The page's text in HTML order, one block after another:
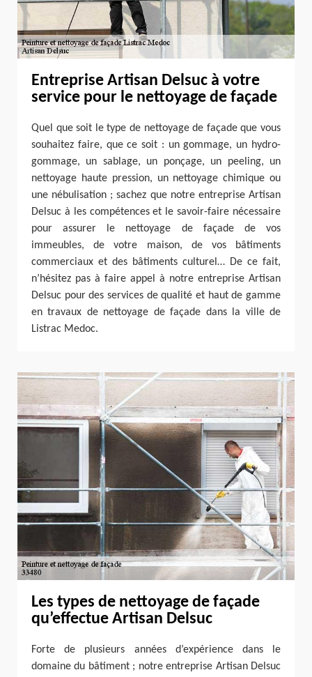
Entreprise Artisan Delsuc à votre
service pour le nettoyage de façade
Quel que soit le type de nettoyage de façade que vous
souhaitez faire, que ce soit : un gommage, un hydro-
gommage, un sablage, un ponçage, un peeling, un
nettoyage haute pression, un nettoyage chimique ou
une nébulisation ; sachez que notre entreprise Artisan
Delsuc à les compétences et le savoir-faire nécessaire
pour assurer le nettoyage de façade de vos
immeubles, de votre maison, de vos bâtiments
commerciaux et des bâtiments culturel… De ce fait,
n’hésitez pas à faire appel à notre entreprise Artisan
Delsuc pour des services de qualité et haut de gamme
en travaux de nettoyage de façade dans la ville de
Listrac Medoc.
Les types de nettoyage de façade
qu’effectue Artisan Delsuc
Forte de plusieurs années d’expérience dans le
domaine du bâtiment ; notre entreprise Artisan Delsuc